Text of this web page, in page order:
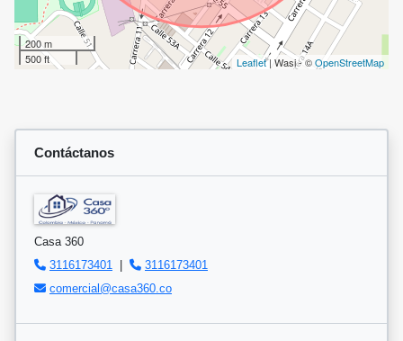
200 m
500 ft
Leaflet| Wasi - ©OpenStreetMap
Contáctanos
Casa 360
3116173401
|
3116173401
comercial@casa360.co